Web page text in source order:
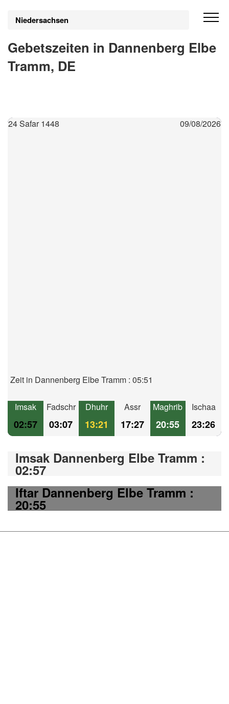
Niedersachsen
Gebetszeiten in Dannenberg Elbe
Tramm, DE
24 Safar 1448 09/08/2026
Zeit in Dannenberg Elbe Tramm : 05:51
Imsak
02:57
Fadschr
03:07
Dhuhr
13:21
Assr
17:27
Maghrib
20:55
Ischaa
23:26
Imsak Dannenberg Elbe Tramm :
02:57
Iftar Dannenberg Elbe Tramm :
20:55